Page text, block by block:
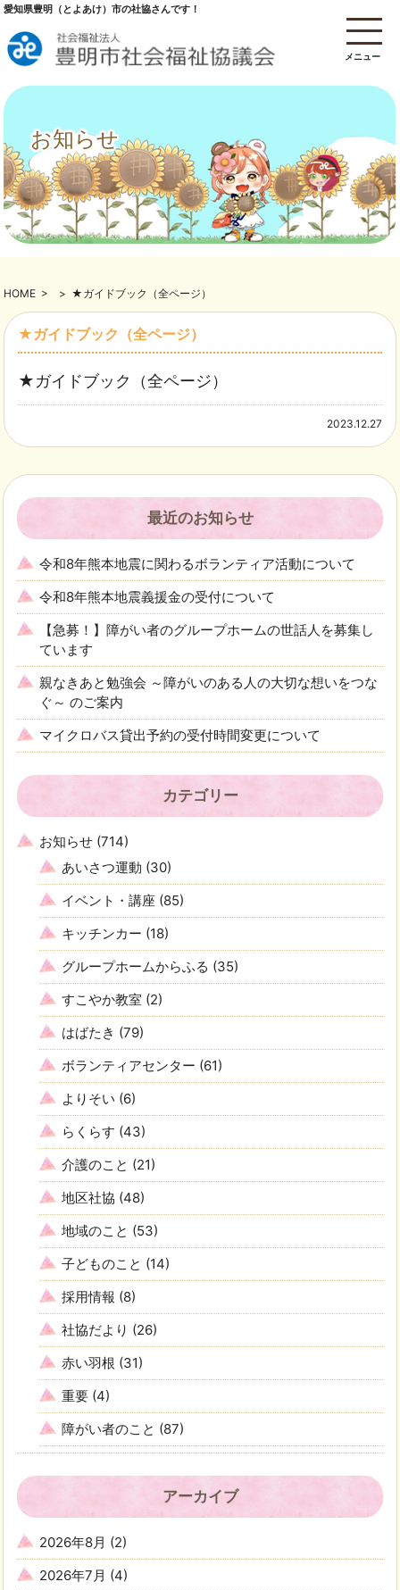
メニュー
愛知県豊明（とよあけ）市の社協さんです！
お知らせ
HOME > > ★ガイドブック（全ページ）
★ガイドブック（全ページ）
★ガイドブック（全ページ）
2023.12.27
最近のお知らせ
令和8年熊本地震に関わるボランティア活動について
令和8年熊本地震義援金の受付について
【急募！】障がい者のグループホームの世話人を募集し
ています
親なきあと勉強会 ～障がいのある人の大切な想いをつな
ぐ～ のご案内
マイクロバス貸出予約の受付時間変更について
カテゴリー
お知らせ (714)
あいさつ運動 (30)
イベント・講座 (85)
キッチンカー (18)
グループホームからふる (35)
すこやか教室 (2)
はばたき (79)
ボランティアセンター (61)
よりそい (6)
らくらす (43)
介護のこと (21)
地区社協 (48)
地域のこと (53)
子どものこと (14)
採用情報 (8)
社協だより (26)
赤い羽根 (31)
重要 (4)
障がい者のこと (87)
アーカイブ
2026年8月 (2)
2026年7月 (4)